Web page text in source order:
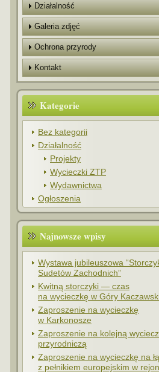
Działalność
Galeria zdjęć
Ochrona przyrody
Kontakt
Kategorie
Bez kategorii
Działalność
Projekty
Wycieczki ZTP
Wydawnictwa
Ogłoszenia
Najnowsze wpisy
Wystawa jubileuszowa
Sudetów Zachodnich”
Kwitną storczyki — czas
na wycieczkę w Góry
Zaproszenie na wycieczkę
w Karkonosze
Zaproszenie na kolejną
przyrodniczą
Zaproszenie na wycieczkę na
z pełnikiem europejskim w